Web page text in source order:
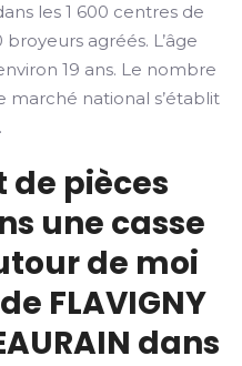
les 1 600 centres de
agréés. L’âge
19 ans. Le nombre
marché national s’établit
de pièces
une casse
de moi
FLAVIGNY
dans